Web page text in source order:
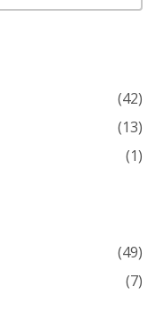
(42)
(13)
(1)
(49)
(7)